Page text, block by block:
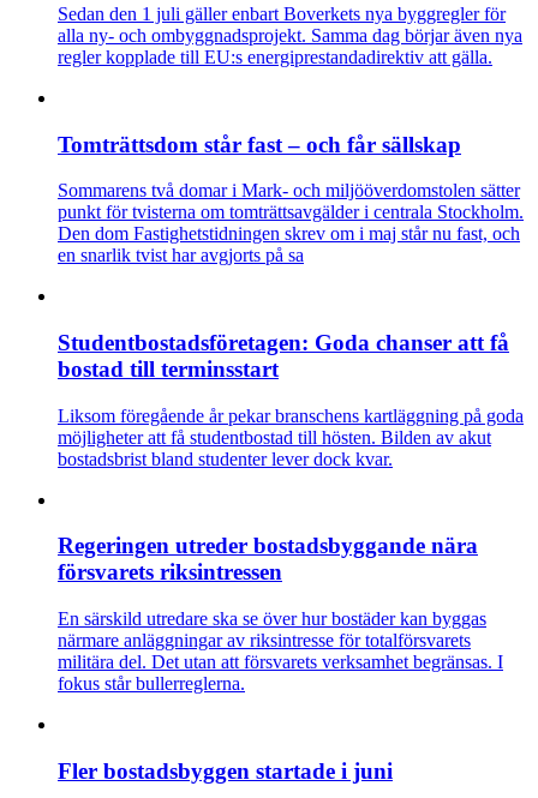
Sedan den 1 juli gäller enbart Boverkets nya byggregler för
alla ny- och ombyggnadsprojekt. Samma dag börjar även nya
regler kopplade till EU:s energiprestandadirektiv att gälla.
Tomträttsdom står fast – och får sällskap
Sommarens två domar i Mark- och miljööverdomstolen sätter
punkt för tvisterna om tomträttsavgälder i centrala Stockholm.
Den dom Fastighetstidningen skrev om i maj står nu fast, och
en snarlik tvist har avgjorts på sa
Studentbostadsföretagen: Goda chanser att få
bostad till terminsstart
Liksom föregående år pekar branschens kartläggning på goda
möjligheter att få studentbostad till hösten. Bilden av akut
bostadsbrist bland studenter lever dock kvar.
Regeringen utreder bostadsbyggande nära
försvarets riksintressen
En särskild utredare ska se över hur bostäder kan byggas
närmare anläggningar av riksintresse för totalförsvarets
militära del. Det utan att försvarets verksamhet begränsas. I
fokus står bullerreglerna.
Fler bostadsbyggen startade i juni